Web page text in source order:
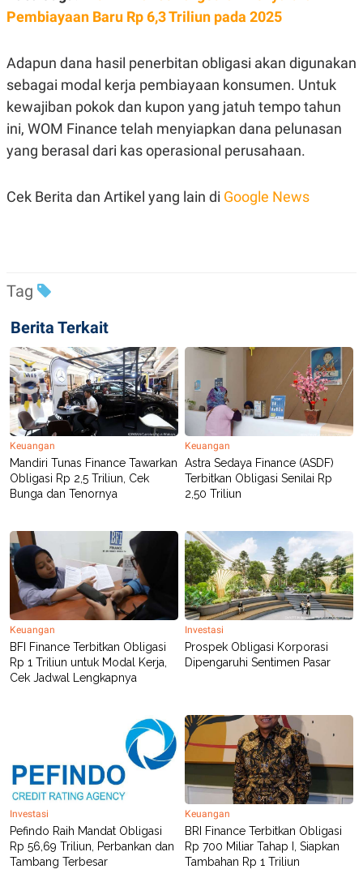
S
A
A
T
A
A
G
K
O
N
A
V
L
U
O
N
A
A
C
A
D
E
M
Y
R
E
S
E
L
E
A
S
E
.
I
L
A
G
A
N
N
C
E
T
A
K
K
I
R
J
M
I
T
E
N
E
P
A
D
I
G
K
G
M
E
Pembiayaan Baru Rp 6,3 Triliun pada 2025
Adapun dana hasil penerbitan obligasi akan digunakan
sebagai modal kerja pembiayaan konsumen. Untuk
kewajiban pokok dan kupon yang jatuh tempo tahun
ini, WOM Finance telah menyiapkan dana pelunasan
yang berasal dari kas operasional perusahaan.
Cek Berita dan Artikel yang lain di Google News
Tag
Berita Terkait
Keuangan
Mandiri Tunas Finance Tawarkan
Obligasi Rp 2,5 Triliun, Cek
Bunga dan Tenornya
Keuangan
Astra Sedaya Finance (ASDF)
Terbitkan Obligasi Senilai Rp
2,50 Triliun
Keuangan
BFI Finance Terbitkan Obligasi
Rp 1 Triliun untuk Modal Kerja,
Cek Jadwal Lengkapnya
Investasi
Prospek Obligasi Korporasi
Dipengaruhi Sentimen Pasar
Investasi
Pefindo Raih Mandat Obligasi
Rp 56,69 Triliun, Perbankan dan
Tambang Terbesar
Keuangan
BRI Finance Terbitkan Obligasi
Rp 700 Miliar Tahap I, Siapkan
Tambahan Rp 1 Triliun